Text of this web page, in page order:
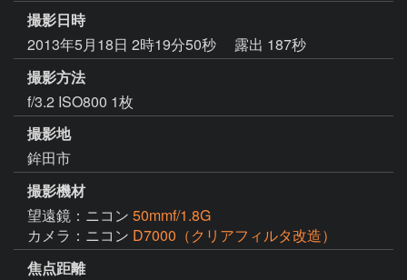
撮影日時
2013年5月18日 2時19分50秒
露出 187秒
撮影方法
f/3.2 ISO800 1枚
撮影地
鉾田市
撮影機材
望遠鏡：ニコン 50mmf/1.8G
カメラ：ニコン D7000（クリアフィルタ改造）
焦点距離